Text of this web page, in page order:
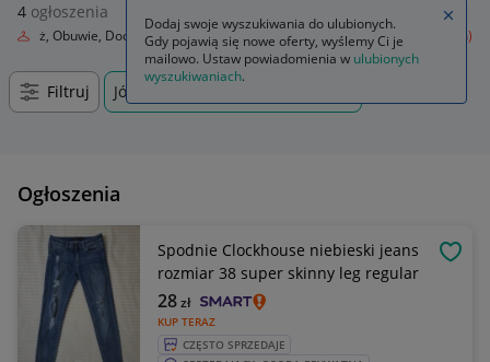
4 ogłoszenia
Odzież, Obuwie, Dodatki Odzież damska Spodnie Casual (na co dzień)
Filtruj Józefów, Mazowieckie, +0 km
Ogłoszenia
Spodnie Clockhouse niebieski jeans
rozmiar 38 super skinny leg regular
KUP TERAZ
28zł
CZĘSTO SPRZEDAJE
Dodaj swoje wyszukiwania do ulubionych.
Gdy pojawią się nowe oferty, wyślemy Ci je
mailowo. Ustaw powiadomienia w ulubionych
wyszukiwaniach.